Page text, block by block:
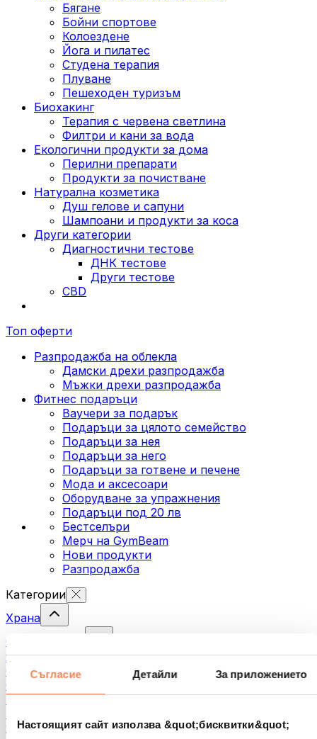
Съгласие Детайли За приложението
Настоящият сайт използва &quot;бисквитки&quot;
Бягане
Бойни спортове
Колоездене
Йога и пилатес
Студена терапия
Плуване
Пешеходен туризъм
Биохакинг
Терапия с червена светлина
Филтри и кани за вода
Екологични продукти за дома
Перилни препарати
Продукти за почистване
Натурална козметика
Душ гелове и сапуни
Шампоани и продукти за коса
Други категории
Диагностични тестове
ДНК тестове
Други тестове
CBD
Топ оферти
Разпродажба на облекла
Дамски дрехи разпродажба
Мъжки дрехи разпродажба
Фитнес подаръци
Ваучери за подарък
Подаръци за цялото семейство
Подаръци за нея
Подаръци за него
Подаръци за готвене и печене
Мода и аксесоари
Оборудване за упражнения
Подаръци под 20 лв
Бестселъри
Мерч на GymBeam
Нови продукти
Разпродажба
Категории
Храна
Фитнес храна
Ядки
Семена
Спредове и кремове за мазане
Риба
Яйца